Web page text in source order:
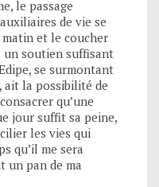
le passage
de vie se
et le coucher
un soutien suffisant
se surmontant
ait la possibilité de
qu’une
jour suffit sa peine,
les vies qui
qu’il me sera
un pan de ma